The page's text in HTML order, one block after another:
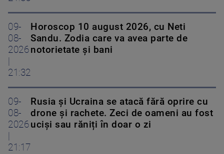
09-
08-
2026
21:32
Horoscop 10 august 2026, cu Neti
Sandu. Zodia care va avea parte de
notorietate și bani
09-
08-
2026
21:17
Rusia și Ucraina se atacă fără oprire cu
drone și rachete. Zeci de oameni au fost
uciși sau răniți în doar o zi